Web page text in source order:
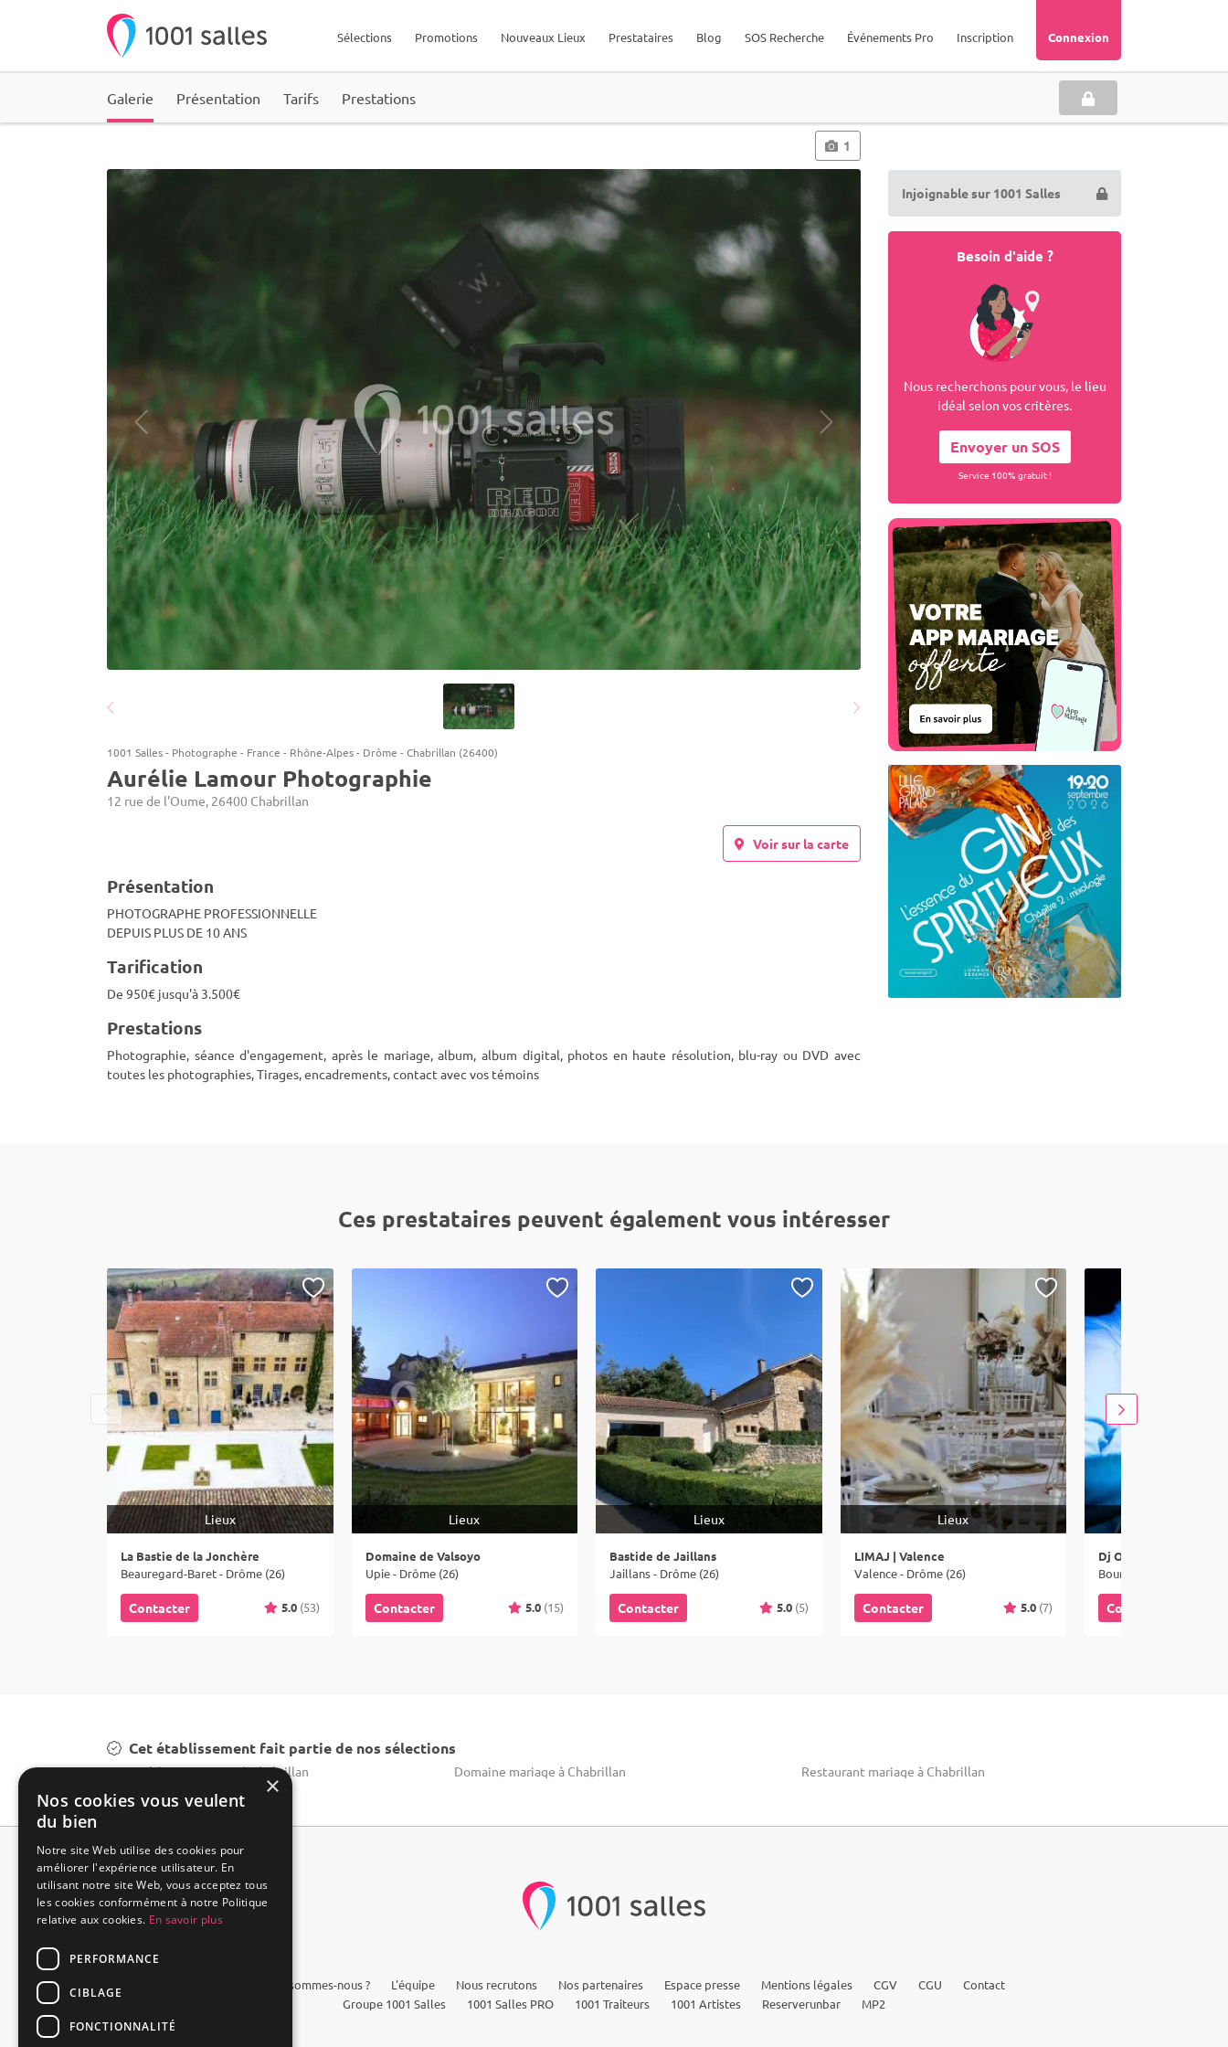
Connexion
Inscription
Événements Pro
SOS Recherche
Blog
Prestataires
Nouveaux Lieux
Promotions
Sélections
Galerie Présentation Tarifs Prestations
1
1001 Salles- Photographe - France - Rhône-Alpes- Drôme -Chabrillan (26400)
Aurélie Lamour Photographie
12 rue de l'Oume, 26400 Chabrillan
Voir sur la carte
Présentation
PHOTOGRAPHE PROFESSIONNELLE
DEPUIS PLUS DE 10 ANS
Tarification
De 950€ jusqu'à 3.500€
Prestations
Photographie, séance d'engagement, après le mariage, album, album digital, photos en haute résolution, blu-ray ou DVD avec
toutes les photographies, Tirages, encadrements, contact avec vos témoins
Injoignable sur 1001 Salles
Besoin d'aide ?
Nous recherchons pour vous, le lieu
idéal selon vos critères.
Envoyer un SOS
Service 100% gratuit !
Ces prestataires peuvent également vous intéresser
Lieux
La Bastie de la Jonchère
Beauregard-Baret - Drôme (26)
Contacter 5.0 (53)
Lieux
Domaine de Valsoyo
Upie - Drôme (26)
Contacter 5.0 (15)
Lieux
Bastide de Jaillans
Jaillans - Drôme (26)
Contacter 5.0 (5)
Lieux
LIMAJ | Valence
Valence - Drôme (26)
Contacter 5.0 (7)
Dj Ozil
Bourg-lès-Valence -
Contacter
Cet établissement fait partie de nos sélections
Louer château mariage à Chabrillan Domaine mariage à Chabrillan Restaurant mariage à Chabrillan
Qui sommes-nous ? L'équipe Nous recrutons Nos partenaires Espace presse Mentions légales CGV CGU
Contact
Groupe 1001 Salles
1001 Salles PRO 1001 Traiteurs 1001 Artistes Reserverunbar MP2
×
Nos cookies vous veulent
du bien
Notre site Web utilise des cookies pour
améliorer l'expérience utilisateur. En
utilisant notre site Web, vous acceptez tous
les cookies conformément à notre Politique
relative aux cookies. En savoir plus
PERFORMANCE
CIBLAGE
FONCTIONNALITÉ